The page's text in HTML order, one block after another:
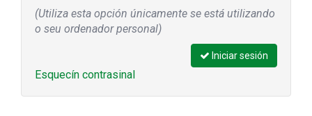
(Utiliza esta opción únicamente se está utilizando
o seu ordenador personal)
Iniciar sesión
Esquecín contrasinal